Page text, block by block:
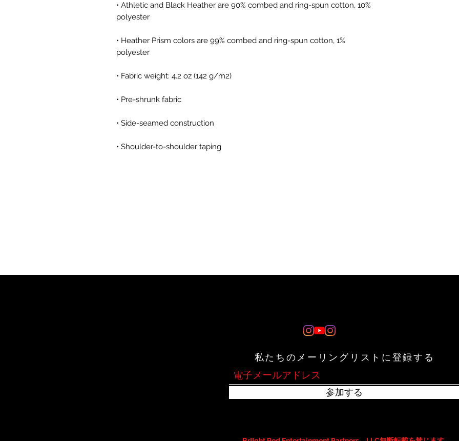
• Athletic and Black Heather are 90% combed and ring-spun cotton, 10%
• Heather Prism colors are 99% combed and ring-spun cotton, 1%
• Shoulder-to-shoulder taping
私たちのメーリングリストに登録する
参加する